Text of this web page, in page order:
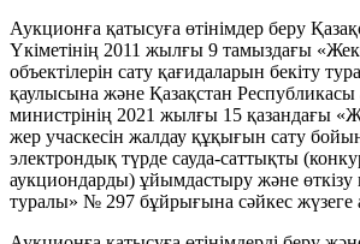
Аукционға қатысуға өтінімдер беру
Үкіметінің 2011 жылғы 9 тамыздағы
объектілерін сату қағидаларын бекіту
қаулысына және Қазақстан
министрінің 2021 жылғы 15 қазандағы
жер учаскесін жалдау құқығын сату
электрондық түрде сауда-саттықты
аукциондарды) ұйымдастыру және өткізу
туралы» № 297 бұйрығына сәйкес